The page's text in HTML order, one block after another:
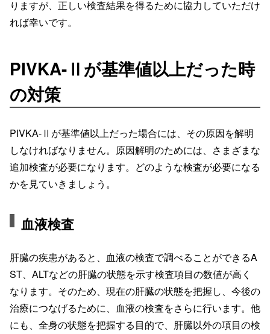
りますが、正しい検査結果を得るために協力していただけ
れば幸いです。
PIVKA-Ⅱが基準値以上だった時
の対策
PIVKA-Ⅱが基準値以上だった場合には、その原因を解明
しなければなりません。原因解明のためには、さまざまな
追加検査が必要になります。どのような検査が必要になる
かを見ていきましょう。
血液検査
肝臓の疾患があると、血液の検査で調べることができるA
ST、ALTなどの肝臓の状態を示す検査項目の数値が高く
なります。そのため、現在の肝臓の状態を把握し、今後の
治療につなげるために、血液の検査をさらに行います。他
にも、全身の状態を把握する目的で、肝臓以外の項目の検